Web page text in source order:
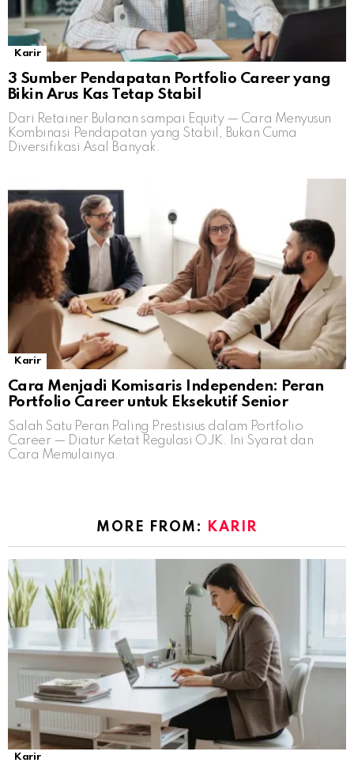
Karir
3 Sumber Pendapatan Portfolio Career yang
Bikin Arus Kas Tetap Stabil
Dari Retainer Bulanan sampai Equity — Cara Menyusun
Kombinasi Pendapatan yang Stabil, Bukan Cuma
Diversifikasi Asal Banyak.
Karir
Cara Menjadi Komisaris Independen: Peran
Portfolio Career untuk Eksekutif Senior
Salah Satu Peran Paling Prestisius dalam Portfolio
Career — Diatur Ketat Regulasi OJK. Ini Syarat dan
Cara Memulainya.
MORE FROM: KARIR
Karir